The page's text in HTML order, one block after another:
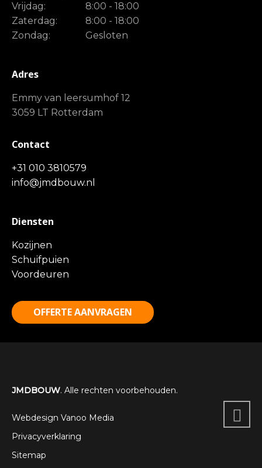
Vrijdag:
8:00 - 18:00
Zaterdag:
8:00 - 18:00
Zondag:
Gesloten
Adres
Emmy van leersumhof 12
3059 LT Rotterdam
Contact
+31 010 3810579
info@jmdbouw.nl
Diensten
Kozijnen
Schuifpuien
Voordeuren
OFFERTE AANVRAGEN
JMDBOUW. Alle rechten voorbehouden.
Webdesign Vanoo Media
Privacyverklaring
Sitemap